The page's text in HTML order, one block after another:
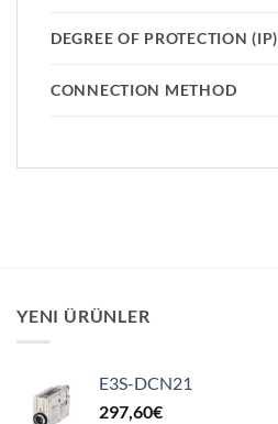
DEGREE OF PROTECTION (IP)
CONNECTION METHOD
YENI ÜRÜNLER
E3S-DCN21
297,60€